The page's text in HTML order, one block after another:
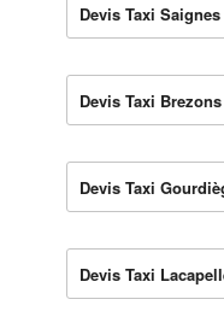
Devis Taxi Saignes
Devis Taxi Brezons
Devis Taxi
Devis Taxi